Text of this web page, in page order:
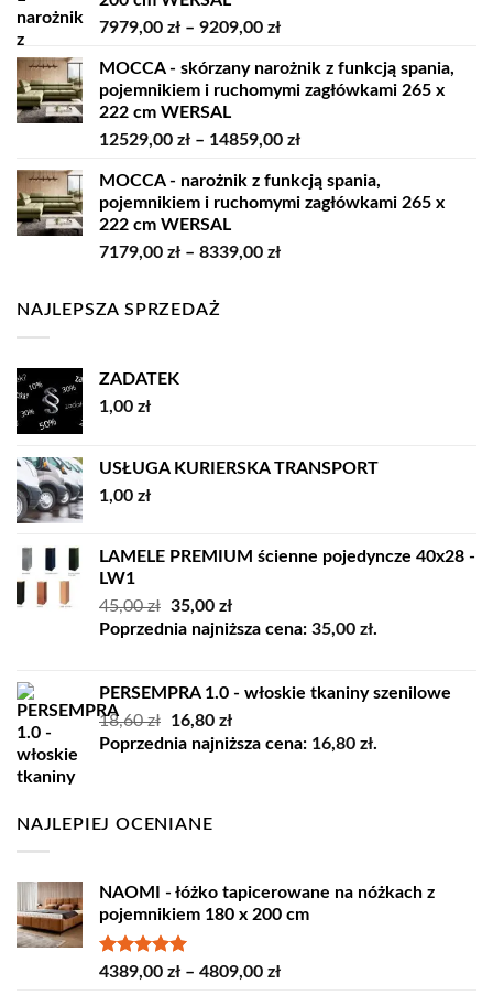
7979,00 zł – 9209,00 złZakres
od
7979,00 zł
9209,00 zł
MOCCA - skórzany narożnik z funkcją spania,
pojemnikiem i ruchomymi zagłówkami 265 x
222 cm WERSAL
12529,00 zł – 14859,00 złZakres
od
12529,00 zł
MOCCA - narożnik z funkcją spania,
pojemnikiem i ruchomymi zagłówkami 265 x
222 cm WERSAL
7179,00 zł – 8339,00 złZakres
NAJLEPSZA SPRZEDAŻ
ZADATEK
1,00 zł
USŁUGA KURIERSKA TRANSPORT
1,00 zł
LAMELE PREMIUM ścienne pojedyncze 40x28 -
LW1
45,00zł Pierwotna
cena
35,00 złAktualna
cena
Poprzednia najniższa cena: 35,00 zł.
PERSEMPRA 1.0 - włoskie tkaniny szenilowe
18,60zł
Pierwotna
cena
16,80 złAktualna
cena
Poprzednia najniższa cena: 16,80 zł.
NAJLEPIEJ OCENIANE
NAOMI - łóżko tapicerowane na nóżkach z
pojemnikiem 180 x 200 cm
Oceniono
4389,00 zł – 4809,00 złZakres